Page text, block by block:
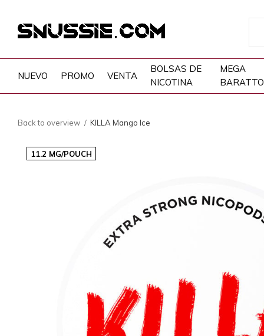
NUEVO PROMO VENTA
BOLSAS DE
NICOTINA
MEGA
Back to overview KILLA Mango Ice
11.2 MG/POUCH